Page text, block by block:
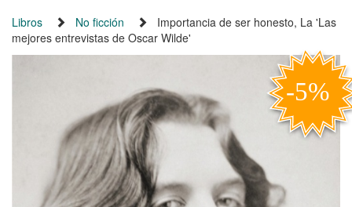
Libros No ficción
Importancia de ser honesto, La 'Las
mejores entrevistas de Oscar Wilde'